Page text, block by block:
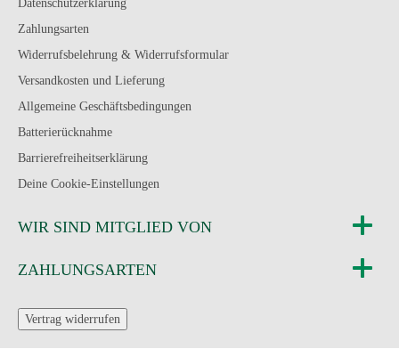
Datenschutzerklärung
Zahlungsarten
Widerrufsbelehrung & Widerrufsformular
Versandkosten und Lieferung
Allgemeine Geschäftsbedingungen
Batterierücknahme
Barrierefreiheitserklärung
Deine Cookie-Einstellungen
WIR SIND MITGLIED VON
ZAHLUNGSARTEN
Vertrag widerrufen